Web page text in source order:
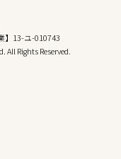
】13-ユ-010743
All Rights Reserved.